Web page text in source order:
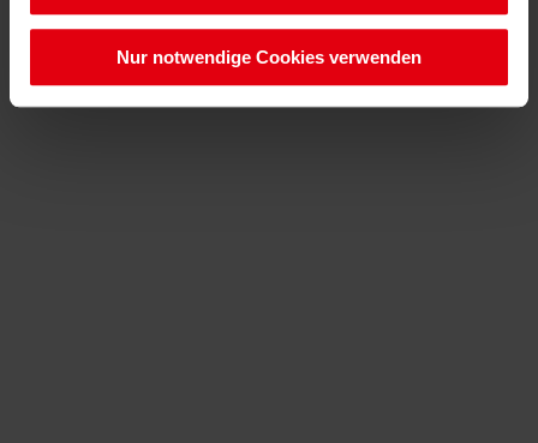
Nur notwendige Cookies verwenden